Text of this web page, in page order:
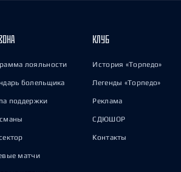
лояльности
болельщика
поддержки
матчи
КЛУБ
История «Торпедо»
Легенды «Торпедо»
Реклама
СДЮШОР
Контакты